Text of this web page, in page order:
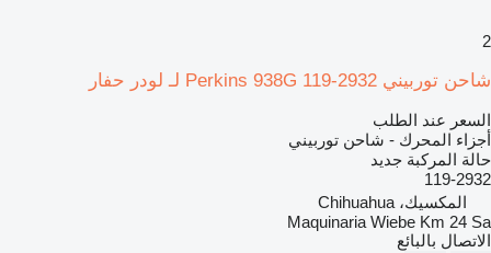
2
شاحن توربيني Perkins 938G 119-2932 لـ لودر حفار
السعر عند الطلب
أجزاء المحرك - شاحن توربيني
حالة المركبة جديد
119-2932
المكسيك، Chihuahua
Maquinaria Wiebe Km 24 Sa
الاتصال بالبائع